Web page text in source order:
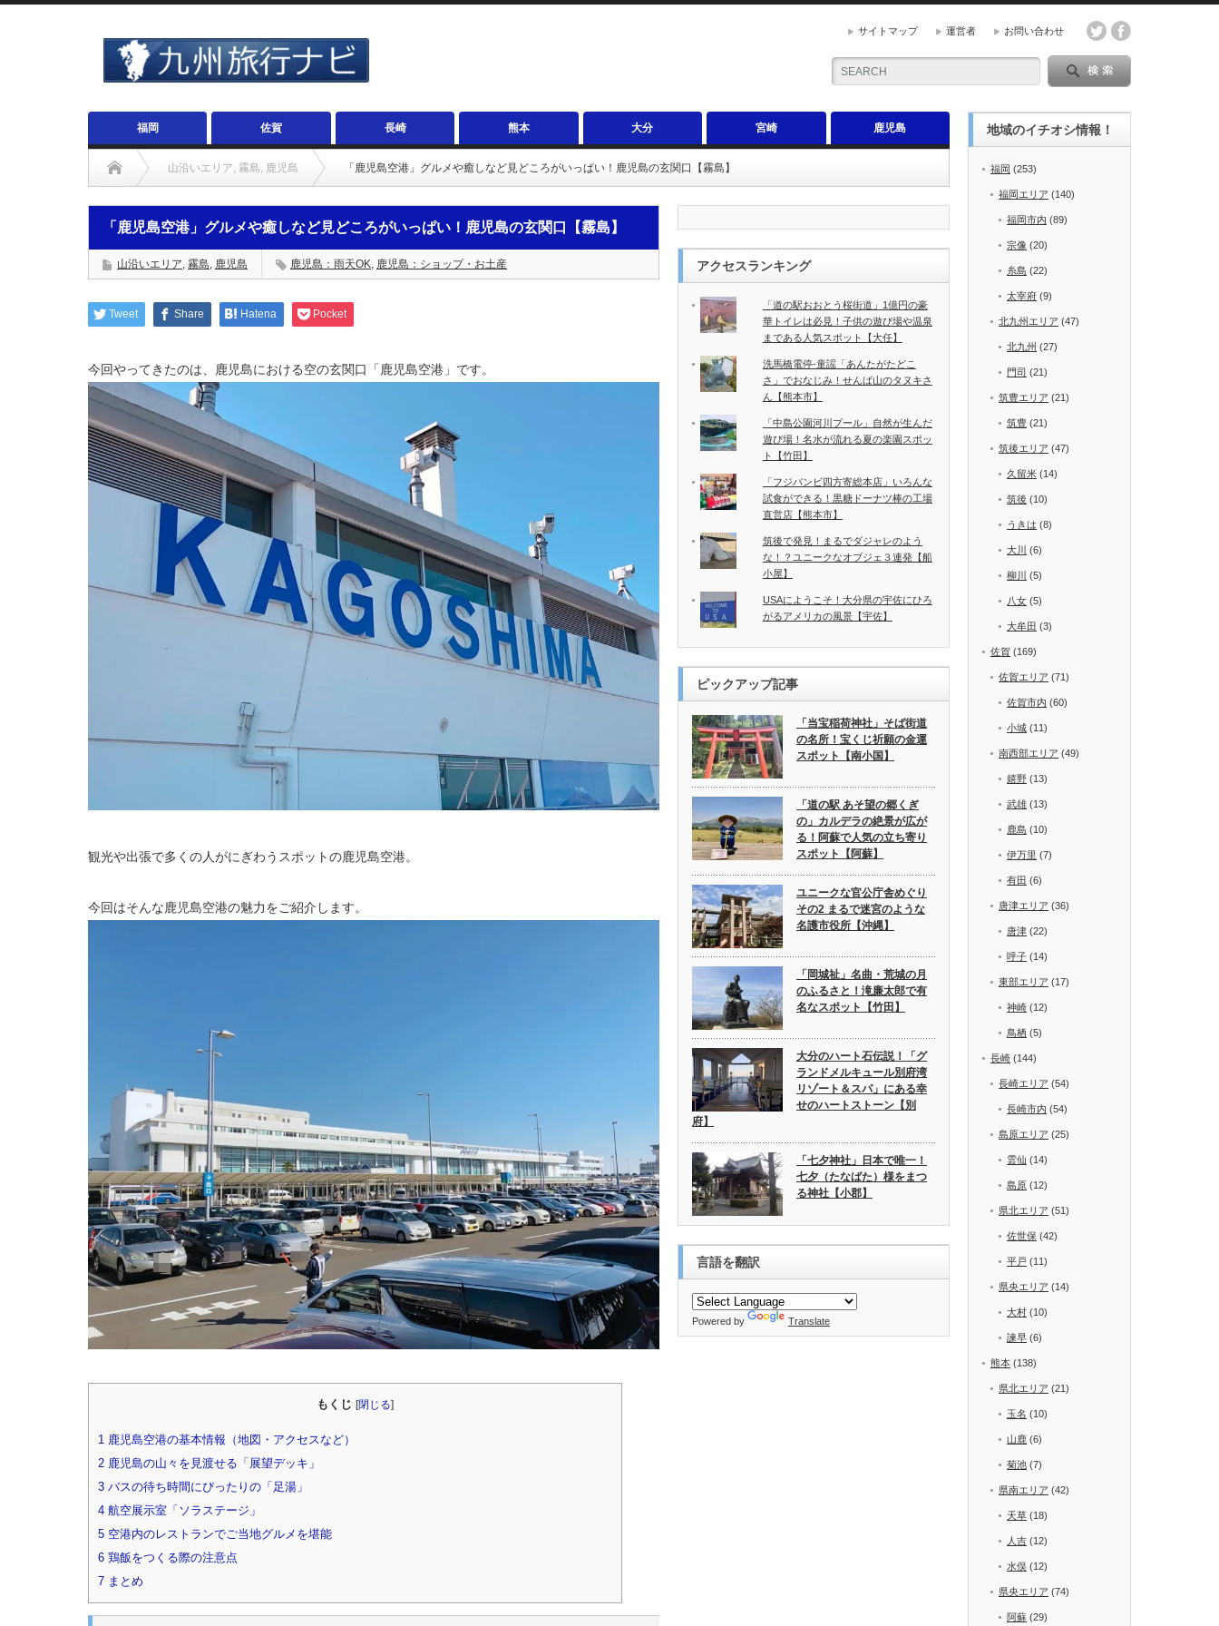
サイトマップ 運営者 お問い合わせ
福岡 佐賀 長崎 熊本 大分 宮崎 鹿児島
山沿いエリア, 霧島, 鹿児島 「鹿児島空港」グルメや癒しなど見どころがいっぱい！鹿児島の玄関口【霧島】
「鹿児島空港」グルメや癒しなど見どころがいっぱい！鹿児島の玄関口【霧島】
山沿いエリア, 霧島, 鹿児島 鹿児島：雨天OK, 鹿児島：ショップ・お土産
Tweet Share Hatena Pocket
今回やってきたのは、鹿児島における空の玄関口「鹿児島空港」です。
観光や出張で多くの人がにぎわうスポットの鹿児島空港。
今回はそんな鹿児島空港の魅力をご紹介します。
もくじ [閉じる]
1 鹿児島空港の基本情報（地図・アクセスなど）
2 鹿児島の山々を見渡せる「展望デッキ」
3 バスの待ち時間にぴったりの「足湯」
4 航空展示室「ソラステージ」
5 空港内のレストランでご当地グルメを堪能
6 鶏飯をつくる際の注意点
7 まとめ
アクセスランキング
「道の駅おおとう桜街道」1億円の豪
華トイレは必見！子供の遊び場や温泉
まである人気スポット【大任】
洗馬橋電停-童謡「あんたがたどこ
さ」でおなじみ！せんば山のタヌキさ
ん【熊本市】
「中島公園河川プール」自然が生んだ
遊び場！名水が流れる夏の楽園スポッ
ト【竹田】
「フジバンビ四方寄総本店」いろんな
試食ができる！黒糖ドーナツ棒の工場
直営店【熊本市】
筑後で発見！まるでダジャレのよう
な！？ユニークなオブジェ３連発【船
小屋】
USAにようこそ！大分県の宇佐にひろ
がるアメリカの風景【宇佐】
ピックアップ記事
「当宝稲荷神社」そば街道
の名所！宝くじ祈願の金運
スポット【南小国】
「道の駅 あそ望の郷くぎ
の」カルデラの絶景が広が
る！阿蘇で人気の立ち寄り
スポット【阿蘇】
ユニークな官公庁舎めぐり
その2 まるで迷宮のような
名護市役所【沖縄】
「岡城祉」名曲・荒城の月
のふるさと！滝廉太郎で有
名なスポット【竹田】
大分のハート石伝説！「グ
ランドメルキュール別府湾
リゾート＆スパ」にある幸
せのハートストーン【別
府】
「七夕神社」日本で唯一！
七夕（たなばた）様をまつ
る神社【小郡】
言語を翻訳
Powered by Translate
地域のイチオシ情報！
福岡 (253)
福岡エリア (140)
福岡市内 (89)
宗像 (20)
糸島 (22)
太宰府 (9)
北九州エリア (47)
北九州 (27)
門司 (21)
筑豊エリア (21)
筑豊 (21)
筑後エリア (47)
久留米 (14)
筑後 (10)
うきは (8)
大川 (6)
柳川 (5)
八女 (5)
大牟田 (3)
佐賀 (169)
佐賀エリア (71)
佐賀市内 (60)
小城 (11)
南西部エリア (49)
嬉野 (13)
武雄 (13)
鹿島 (10)
伊万里 (7)
有田 (6)
唐津エリア (36)
唐津 (22)
呼子 (14)
東部エリア (17)
神崎 (12)
鳥栖 (5)
長崎 (144)
長崎エリア (54)
長崎市内 (54)
島原エリア (25)
雲仙 (14)
島原 (12)
県北エリア (51)
佐世保 (42)
平戸 (11)
県央エリア (14)
大村 (10)
諫早 (6)
熊本 (138)
県北エリア (21)
玉名 (10)
山鹿 (6)
菊池 (7)
県南エリア (42)
天草 (18)
人吉 (12)
水俣 (12)
県央エリア (74)
阿蘇 (29)